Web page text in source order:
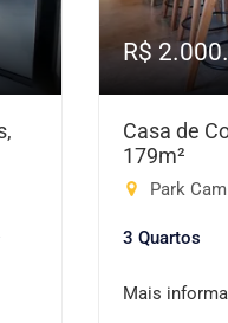
R$
Casa de
179m²
Park
3 Quartos
Mais